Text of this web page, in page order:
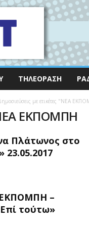
ΤΗΛΕΌΡΑΣΗ
με ετικέτες "ΝΕΑ
ΕΚΠΟΜΠΗ
Πλάτωνος στο
23.05.2017
–
τούτω»